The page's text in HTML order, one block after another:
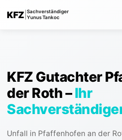
KFZ Sachverständiger
Yunus Tankoc
KFZ Gutachter
der Roth–Ihr
Unfall in Pfaffenhofen an der